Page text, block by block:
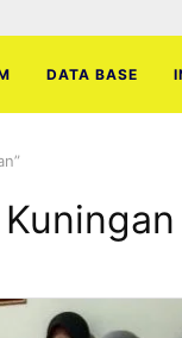
DATA BASE
Kuningan